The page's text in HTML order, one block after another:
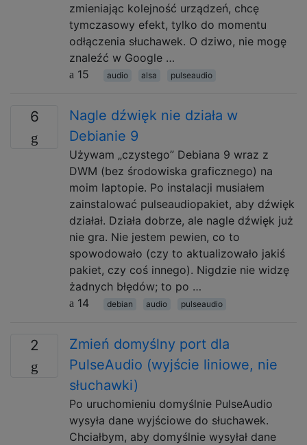
zmieniając kolejność urządzeń, chcę
tymczasowy efekt, tylko do momentu
odłączenia słuchawek. O dziwo, nie mogę
znaleźć w Google …
15
audio alsa pulseaudio
6
Nagle dźwięk nie działa w
Debianie 9
Używam „czystego” Debiana 9 wraz z
DWM (bez środowiska graficznego) na
moim laptopie. Po instalacji musiałem
zainstalować pulseaudiopakiet, aby dźwięk
działał. Działa dobrze, ale nagle dźwięk już
nie gra. Nie jestem pewien, co to
spowodowało (czy to aktualizowało jakiś
pakiet, czy coś innego). Nigdzie nie widzę
żadnych błędów; to po …
14
debian audio pulseaudio
2
Zmień domyślny port dla
PulseAudio (wyjście liniowe, nie
słuchawki)
Po uruchomieniu domyślnie PulseAudio
wysyła dane wyjściowe do słuchawek.
Chciałbym, aby domyślnie wysyłał dane